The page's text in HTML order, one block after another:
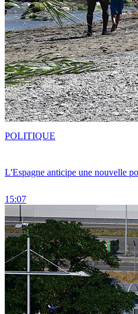
L'Espagne anticipe une nouvelle
15:07
POLITIQUE